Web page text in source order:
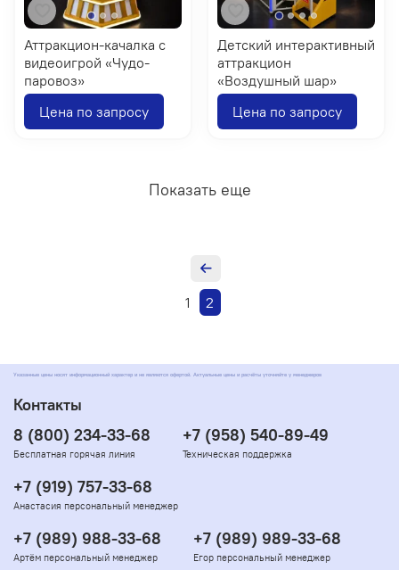
Аттракцион-качалка с
видеоигрой «Чудо-
паровоз»
Цена по запросу
Детский интерактивный
аттракцион
«Воздушный шар»
Цена по запросу
Показать еще
1 2
Указанные цены носят информационный характер и не являются офертой. Актуальные цены и расчёты уточняйте у менеджеров
Контакты
8 (800) 234-33-68
Бесплатная горячая линия
+7 (958) 540-89-49
Техническая поддержка
+7 (919) 757-33-68
Анастасия персональный менеджер
+7 (989) 988-33-68
Артём персональный менеджер
+7 (989) 989-33-68
Егор персональный менеджер